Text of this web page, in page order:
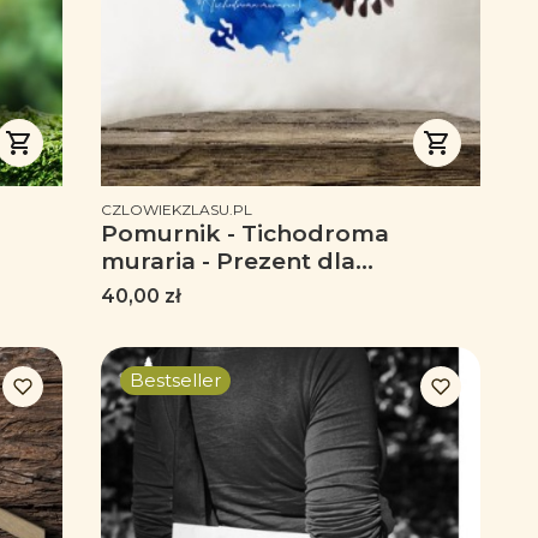
PRODUCENT
CZLOWIEKZLASU.PL
Pomurnik - Tichodroma
muraria - Prezent dla
ornitologa - Prezent dla
Cena
40,00 zł
Bestseller